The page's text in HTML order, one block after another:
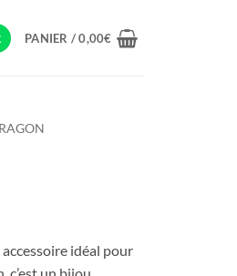
PANIER /0,00€
idéal pour